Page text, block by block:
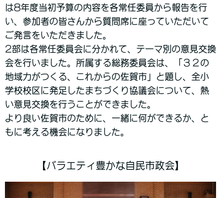
は8年度当初予算の内容を各常任委員から報告を行
い、参加者の皆さんから質問席に座っていただいて
ご発言をいただきました。
2部は各常任委員会に分かれて、テーマ別の意見交換
会を行いました。所属する総務委員会は、「３２の
地域力がつくる、これからの佐賀市」と題し、全小
学校校区に発足したまちづくり協議会について、熱
い意見交換を行うことができました。
より良い佐賀市のために、一緒に何ができるか、と
もに考える機会になりました。
【バラエティ豊かな自民市政会】